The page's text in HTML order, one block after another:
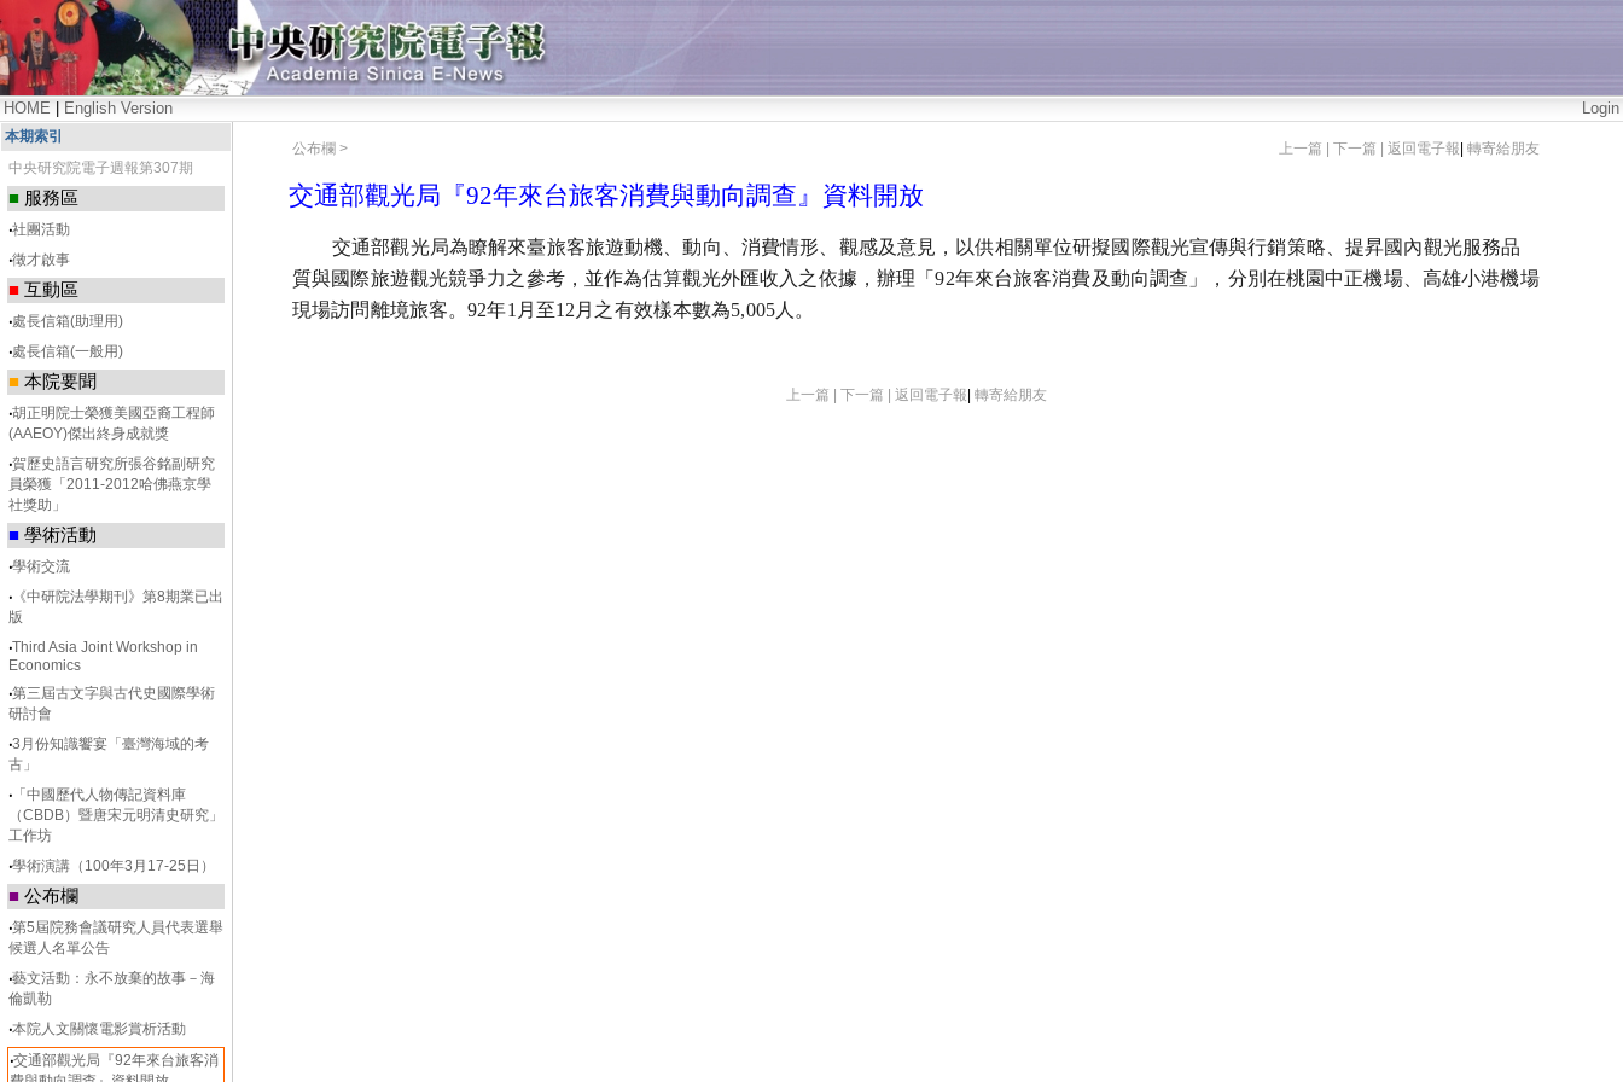
HOME English Version Login
本期索引
中央研究院電子週報第307期
■ 服務區
‧社團活動
‧徵才啟事
■ 互動區
‧處長信箱(助理用)
‧處長信箱(一般用)
■ 本院要聞
‧胡正明院士榮獲美國亞裔工程師
(AAEOY)傑出終身成就獎
‧賀歷史語言研究所張谷銘副研究
員榮獲「2011-2012哈佛燕京學
社獎助」
■ 學術活動
‧學術交流
‧ 《中研院法學期刊》第8期業已出
版
‧Third Asia Joint Workshop in
Economics
‧第三屆古文字與古代史國際學術
研討會
‧3月份知識饗宴「臺灣海域的考
古」
‧ 「中國歷代人物傳記資料庫
（CBDB）暨唐宋元明清史研究」
工作坊
‧學術演講（100年3月17-25日）
■ 公布欄
‧第5屆院務會議研究人員代表選舉
候選人名單公告
‧藝文活動：永不放棄的故事－海
倫凱勒
‧本院人文關懷電影賞析活動
‧交通部觀光局『92年來台旅客消
公布欄 > 上一篇 | 下一篇 | 返回電子報 轉寄給朋友
交通部觀光局『92年來台旅客消費與動向調查』資料開放
交通部觀光局為瞭解來臺旅客旅遊動機、動向、消費情形、觀感及意見，以供相關單位研擬國際觀光宣傳與行銷策略、提昇國內觀光服務品
質與國際旅遊觀光競爭力之參考，並作為估算觀光外匯收入之依據，辦理「92年來台旅客消費及動向調查」，分別在桃園中正機場、高雄小港機場
現場訪問離境旅客。92年1月至12月之有效樣本數為5,005人。
上一篇 | 下一篇 | 返回電子報 轉寄給朋友